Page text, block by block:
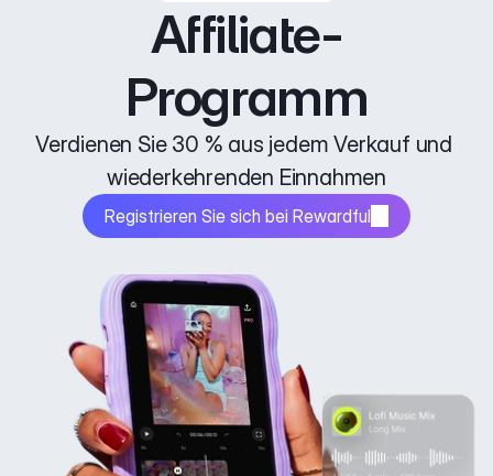
Affiliate-
Programm
Verdienen Sie 30 % aus jedem Verkauf und
wiederkehrenden Einnahmen
Registrieren Sie sich bei Rewardful